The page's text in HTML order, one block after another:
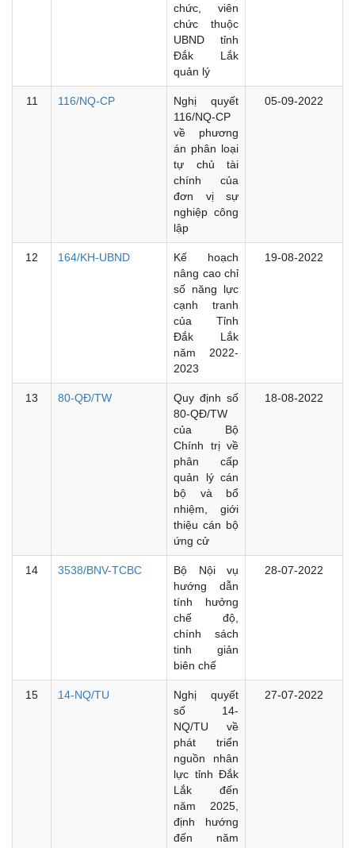
chức, viên
chức thuộc
UBND tỉnh
Đắk Lắk
quản lý
11 116/NQ-CP
Nghị quyết
116/NQ-CP
về phương
án phân loại
tự chủ tài
chính của
đơn vị sự
nghiệp công
lập
05-09-2022
12 164/KH-UBND
Kế hoạch
nâng cao chỉ
số năng lực
cạnh tranh
của Tỉnh
Đắk Lắk
năm 2022-
2023
19-08-2022
13 80-QĐ/TW
Quy định số
80-QĐ/TW
của Bộ
Chính trị về
phân cấp
quản lý cán
bộ và bổ
nhiệm, giới
thiệu cán bộ
ứng cử
18-08-2022
14 3538/BNV-TCBC
Bộ Nội vụ
hướng dẫn
tính hưởng
chế độ,
chính sách
tinh giản
biên chế
28-07-2022
15 14-NQ/TU
Nghị quyết
số 14-
NQ/TU về
phát triển
nguồn nhân
lực tỉnh Đắk
Lắk đến
năm 2025,
định hướng
đến năm
27-07-2022